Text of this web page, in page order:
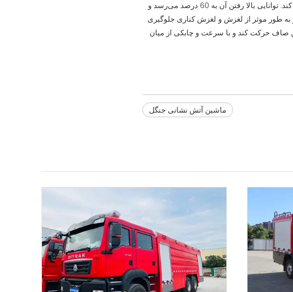
فورا فعال می شود و به خودرو کمک می کند تا به سرعت از شرایط سخت فرار کند. توانایی بالا رفتن آن به 60 درصد می‌رسد و
طور موثر از لغزش و لغزش کناری جلوگیری
صاف حرکت کند و با سرعت و چابکی از میان
ماشین آتش نشانی جنگل